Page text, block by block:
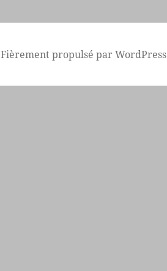
Fièrement propulsé par WordPress